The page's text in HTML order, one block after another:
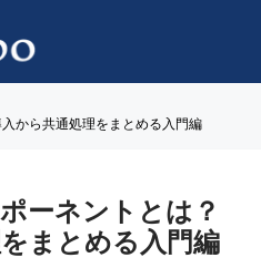
から共通処理をまとめる入門編
ーネントとは？
まとめる入門編